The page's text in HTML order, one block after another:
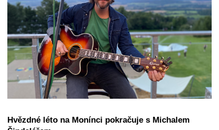
Hvězdné léto na Monínci pokračuje s Michalem